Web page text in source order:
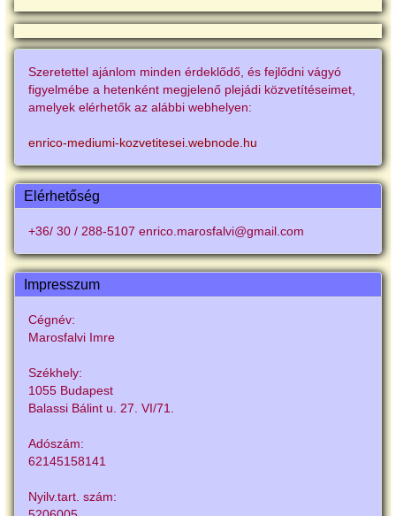
Szeretettel ajánlom minden érdeklődő, és fejlődni vágyó
figyelmébe a hetenként megjelenő plejádi közvetítéseimet,
amelyek elérhetők az alábbi webhelyen:
enrico-mediumi-kozvetitesei.webnode.hu
Elérhetőség
+36/ 30 / 288-5107 enrico.marosfalvi@gmail.com
Impresszum
Cégnév:
Marosfalvi Imre
Székhely:
1055 Budapest
Balassi Bálint u. 27. VI/71.
Adószám:
62145158141
Nyilv.tart. szám: